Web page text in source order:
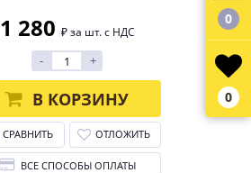
1 280 ₽ за шт. с НДС
- +
В КОРЗИНУ
СРАВНИТЬ ОТЛОЖИТЬ
ВСЕ СПОСОБЫ ОПЛАТЫ
0
0